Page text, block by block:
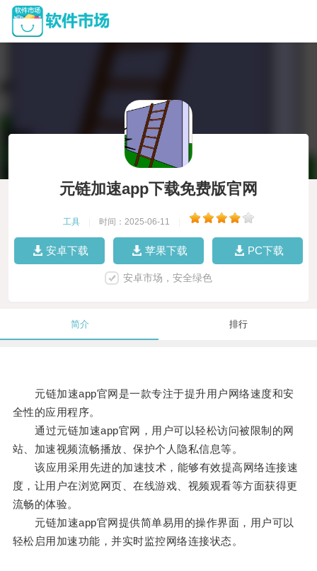
元链加速app下载免费版官网
工具 时间：2025-06-11
安卓下载 苹果下载 PC下载
安卓市场，安全绿色
简介 排行
元链加速app官网是一款专注于提升用户网络速度和安
全性的应用程序。
通过元链加速app官网，用户可以轻松访问被限制的网
站、加速视频流畅播放、保护个人隐私信息等。
该应用采用先进的加速技术，能够有效提高网络连接速
度，让用户在浏览网页、在线游戏、视频观看等方面获得更
流畅的体验。
元链加速app官网提供简单易用的操作界面，用户可以
轻松启用加速功能，并实时监控网络连接状态。